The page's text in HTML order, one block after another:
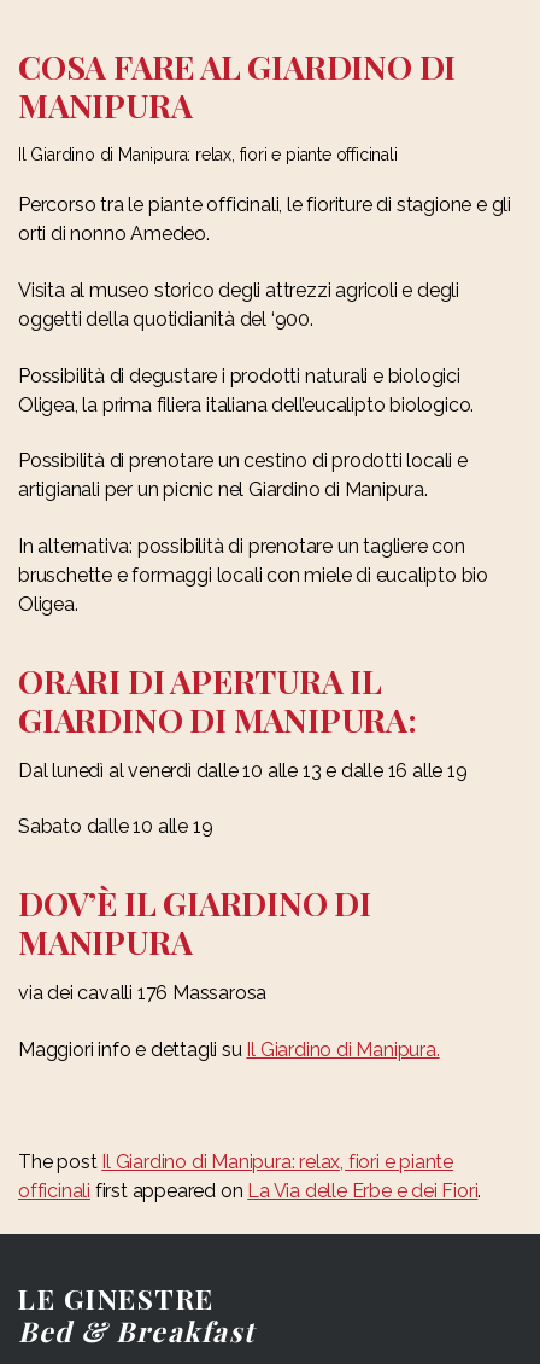
COSA FARE AL GIARDINO DI
MANIPURA
Il Giardino di Manipura: relax, fiori e piante officinali
Percorso tra le piante officinali, le fioriture di stagione e gli
orti di nonno Amedeo.
Visita al museo storico degli attrezzi agricoli e degli
oggetti della quotidianità del ‘900.
Possibilità di degustare i prodotti naturali e biologici
Oligea, la prima filiera italiana dell’eucalipto biologico.
Possibilità di prenotare un cestino di prodotti locali e
artigianali per un picnic nel Giardino di Manipura.
In alternativa: possibilità di prenotare un tagliere con
bruschette e formaggi locali con miele di eucalipto bio
Oligea.
ORARI DI APERTURA IL
GIARDINO DI MANIPURA:
Dal lunedì al venerdì dalle 10 alle 13 e dalle 16 alle 19
Sabato dalle 10 alle 19
DOV’È IL GIARDINO DI
MANIPURA
via dei cavalli 176 Massarosa
Maggiori info e dettagli su Il Giardino di Manipura.
The post Il Giardino di Manipura: relax, fiori e piante
officinali first appeared on La Via delle Erbe e dei Fiori.
LE GINESTRE
Bed & Breakfast